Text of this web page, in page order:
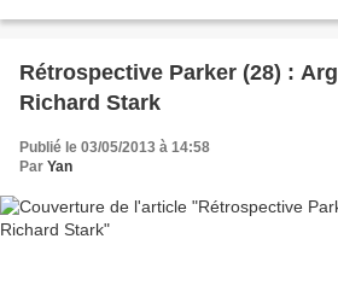
Rétrospective Parker (28) :
Richard Stark
Publié le 03/05/2013 à 14:58
Par Yan